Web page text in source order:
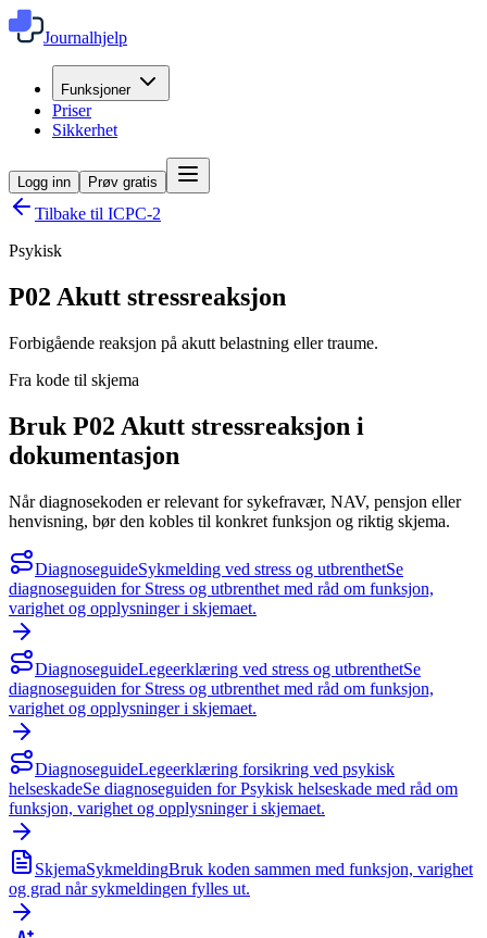
Journalhjelp
Funksjoner
Priser
Sikkerhet
Logg inn Prøv gratis
Tilbake til ICPC-2
Psykisk
P02 Akutt stressreaksjon
Forbigående reaksjon på akutt belastning eller traume.
Fra kode til skjema
Bruk P02 Akutt stressreaksjon i
dokumentasjon
Når diagnosekoden er relevant for sykefravær, NAV, pensjon eller
henvisning, bør den kobles til konkret funksjon og riktig skjema.
DiagnoseguideSykmelding ved stress og utbrenthetSe
diagnoseguiden for Stress og utbrenthet med råd om funksjon,
varighet og opplysninger i skjemaet.
DiagnoseguideLegeerklæring ved stress og utbrenthetSe
diagnoseguiden for Stress og utbrenthet med råd om funksjon,
varighet og opplysninger i skjemaet.
DiagnoseguideLegeerklæring forsikring ved psykisk
helseskadeSe diagnoseguiden for Psykisk helseskade med råd om
funksjon, varighet og opplysninger i skjemaet.
SkjemaSykmeldingBruk koden sammen med funksjon, varighet
og grad når sykmeldingen fylles ut.